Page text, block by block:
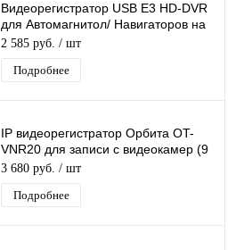
Видеорегистратор USB E3 HD-DVR
для Автомагнитол/ Навигаторов на
Android, поддерживает протокол
ADAS
2 585 руб. / шт
Подробнее
IP видеорегистратор Орбита OT-
VNR20 для записи с видеокамер (9
камер разрешением 4K)
3 680 руб. / шт
Подробнее